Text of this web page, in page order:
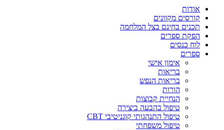
אודות
קורסים מקוונים
תכנים בחינם בצל המלחמה
הפקת ספרים
לוח כנסים
ספרים
אימון אישי
בריאות
בריאות הנפש
הורות
הנחיית קבוצות
טיפול בהבעה ביצירה
טיפול התנהגותי קוגניטיבי CBT
טיפול משפחתי